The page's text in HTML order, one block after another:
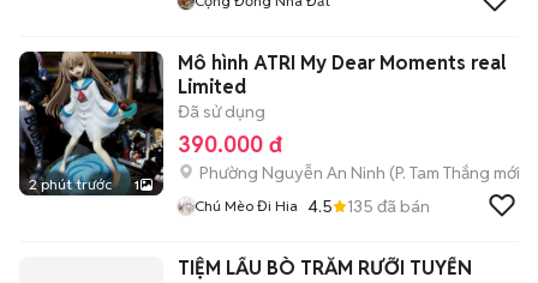
2 phút trước 1
Mô hình ATRI My Dear Moments real
Limited
Đã sử dụng
390.000 đ
Phường Nguyễn An Ninh (P. Tam Thắng mới)
Chú Mèo Đi Hia 4.5 135 đã bán
TIỆM LẨU BÒ TRĂM RƯỠI TUYỂN